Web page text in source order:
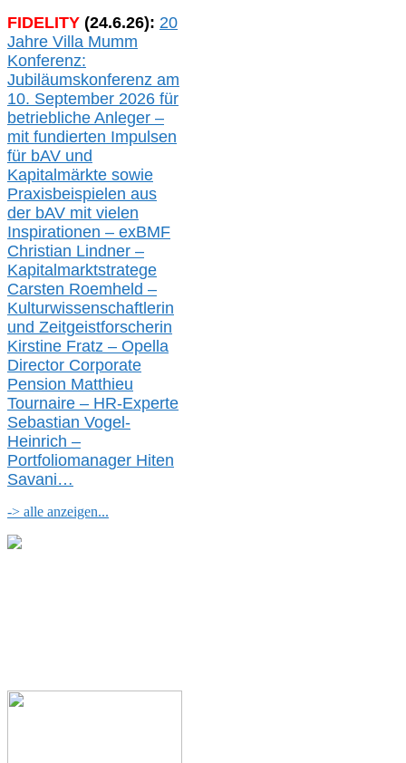
FIDELITY (24.6.26): 20
Jahre Villa Mumm
Konferenz:
Jubiläumskonferenz am
10. September 2026 für
betriebliche Anleger –
mit fundierten Impulsen
für bAV und
Kapitalmärkte sowie
Praxisbeispielen aus
der bAV mit vielen
Inspirationen – exBMF
Christian Lindner –
Kapitalmarktstratege
Carsten Roemheld –
Kulturwissenschaftlerin
und Zeitgeistforscherin
Kirstine Fratz – Opella
Director Corporate
Pension Matthieu
Tournaire – HR-Experte
Sebastian Vogel-
Heinrich –
Portfoliomanager Hiten
Savani…
-> alle anzeigen...